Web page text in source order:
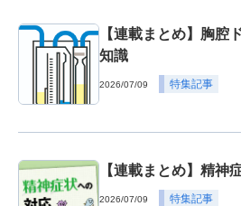
【連載まとめ】胸腔
知識
2026/07/09 特集記事
【連載まとめ】精神
2026/07/09 特集記事